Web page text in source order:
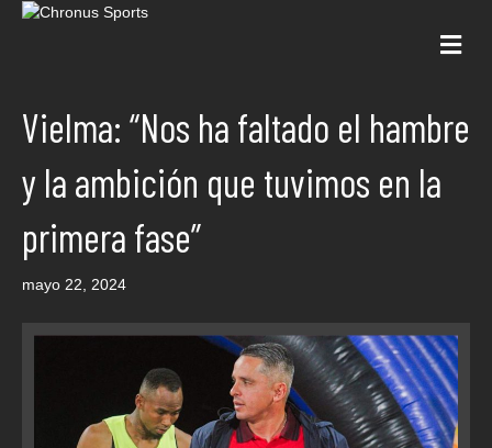
Vielma: “Nos ha faltado el hambre
y la ambición que tuvimos en la
primera fase”
mayo 22, 2024